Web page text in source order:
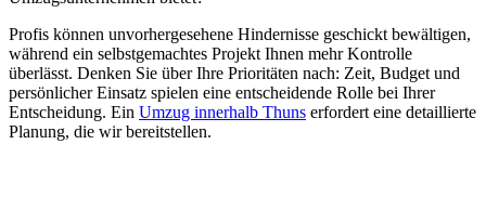
Profis können unvorhergesehene Hindernisse geschickt bewältigen,
während ein selbstgemachtes Projekt Ihnen mehr Kontrolle
überlässt. Denken Sie über Ihre Prioritäten nach: Zeit, Budget und
persönlicher Einsatz spielen eine entscheidende Rolle bei Ihrer
Entscheidung. Ein Umzug innerhalb Thuns erfordert eine detaillierte
Planung, die wir bereitstellen.